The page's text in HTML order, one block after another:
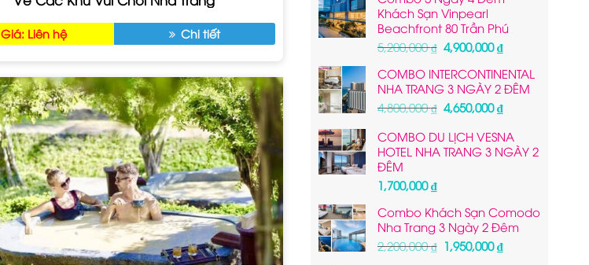
Giá: Liên hệ Chi tiết
Khách Sạn Vinpearl
Beachfront 80 Trần Phú
5,200,000₫ Giá
là:
5,200,000 ₫.
4,900,000₫Giá
tại
là:
4,900,000 ₫.
COMBO INTERCONTINENTAL
NHA TRANG 3 NGÀY 2 ĐÊM
4,800,000₫ Giá
là:
4,800,000 ₫.
4,650,000₫Giá
tại
là:
COMBO DU LỊCH VESNA
HOTEL NHA TRANG 3 NGÀY 2
ĐÊM
1,700,000₫
Combo Khách Sạn Comodo
Nha Trang 3 Ngày 2 Đêm
2,200,000₫ Giá
1,950,000₫Giá